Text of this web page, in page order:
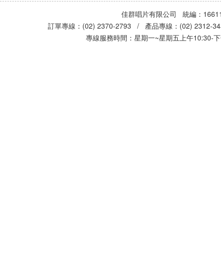
佳群唱片有限公司 統編：
訂單專線：(02) 2370-2793 / 產品專線：(02)
專線服務時間：星期一~星期五上午10:30-